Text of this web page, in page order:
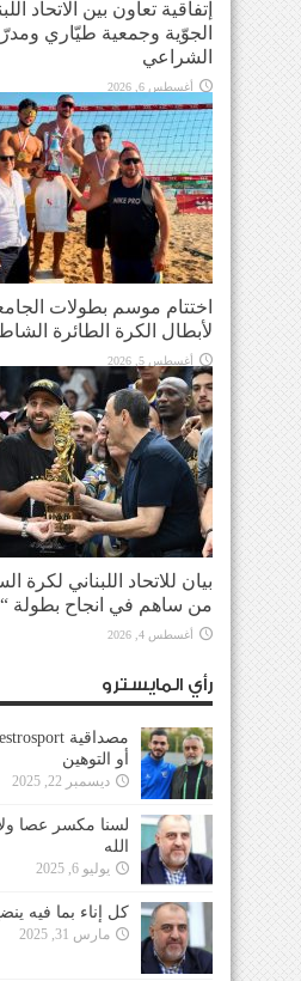
إتفاقية تعاون بين الاتحاد
الجوّية وجمعية طيّاري
الشراعي
أغسطس 6, 2026
اختتام موسم بطولات
لأبطال الكرة الطائرة
أغسطس 5, 2026
بيان للاتحاد اللبناني
من ساهم في انجاح بطولة
أغسطس 4, 2026
رأي المايسترو
أو التوهين
ديسمبر 22, 2025
لسنا مكسر عصا
الله
يوليو 6, 2025
كل إناء بما فيه
مارس 31, 2025